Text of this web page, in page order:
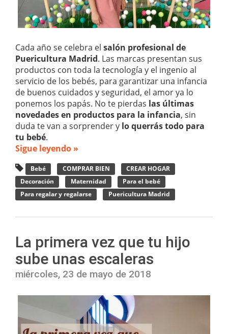
Cada año se celebra el salón profesional de
Puericultura Madrid. Las marcas presentan sus
productos con toda la tecnología y el ingenio al
servicio de los bebés, para garantizar una infancia
de buenos cuidados y seguridad, el amor ya lo
ponemos los papás. No te pierdas las últimas
novedades en productos para la infancia, sin
duda te van a sorprender y lo querrás todo para
tu bebé.
Sigue leyendo »
Bebé COMPRAR BIEN
CREAR HOGAR
Decoración
Maternidad
Para el bebé
Para regalar y regalarse
Puericultura Madrid
La primera vez que tu hijo
sube unas escaleras
miércoles, 23 de mayo de 2018